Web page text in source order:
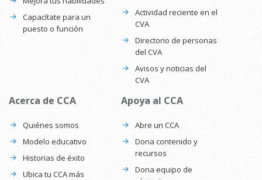
Capacítate para un
puesto o función
Actividad reciente en el
CVA
Directorio de personas
del CVA
Avisos y noticias del
CVA
Acerca de CCA
Quiénes somos
Modelo educativo
Historias de éxito
Ubica tu CCA más
Apoya al CCA
Abre un CCA
Dona contenido y
recursos
Dona equipo de